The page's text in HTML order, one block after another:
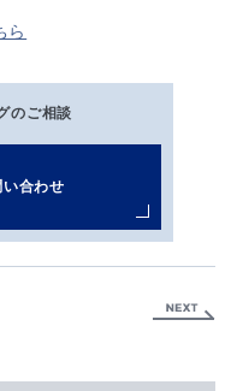
ら
のご相談
合わせ